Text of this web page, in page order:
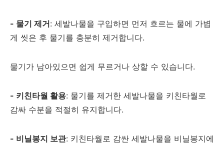
- 물기 제거: 세발나물을 구입하면 먼저 흐르는 물에 가볍
게 씻은 후 물기를 충분히 제거합니다.
물기가 남아있으면 쉽게 무르거나 상할 수 있습니다.
- 키친타월 활용: 물기를 제거한 세발나물을 키친타월로
감싸 수분을 적절히 유지합니다.
- 비닐봉지 보관: 키친타월로 감싼 세발나물을 비닐봉지에